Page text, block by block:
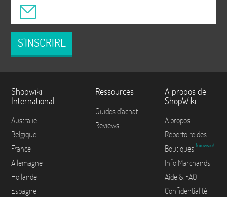
S'INSCRIRE
Shopwiki
International
Australie
Belgique
France
Allemagne
Hollande
Espagne
Ressources
Guides d'achat
Reviews
A propos de
ShopWiki
A propos
Répertoire des
Boutiques Nouveau!
Info Marchands
Aide & FAQ
Confidentialité